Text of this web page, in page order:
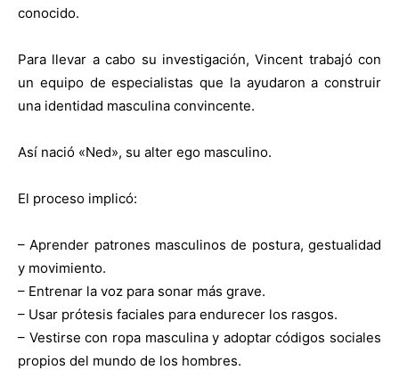
conocido.
Para llevar a cabo su investigación, Vincent trabajó con
un equipo de especialistas que la ayudaron a construir
una identidad masculina convincente.
Así nació «Ned», su alter ego masculino.
El proceso implicó:
– Aprender patrones masculinos de postura, gestualidad
y movimiento.
– Entrenar la voz para sonar más grave.
– Usar prótesis faciales para endurecer los rasgos.
– Vestirse con ropa masculina y adoptar códigos sociales
propios del mundo de los hombres.